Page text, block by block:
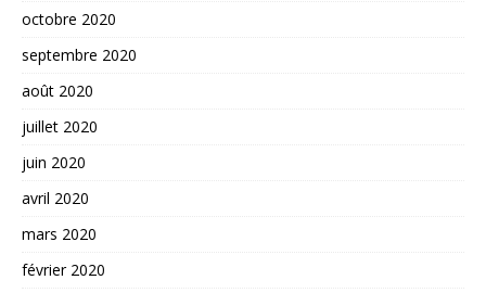
octobre 2020
septembre 2020
août 2020
juillet 2020
juin 2020
avril 2020
mars 2020
février 2020